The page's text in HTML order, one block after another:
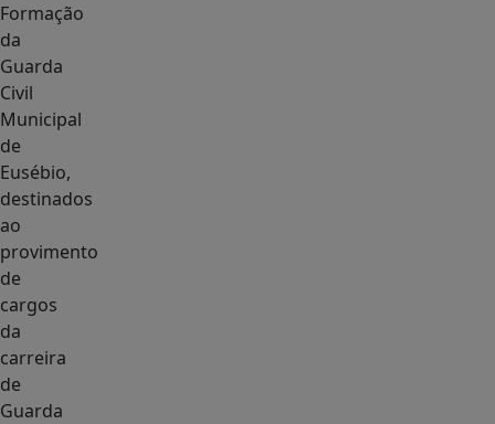
Formação
da
Guarda
Civil
Municipal
de
Eusébio,
destinados
ao
provimento
de
cargos
da
carreira
de
Guarda